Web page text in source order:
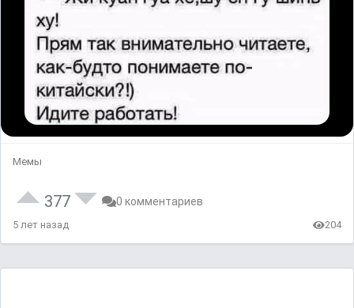
Мемы
377 0 комментариев
5 лет назад 204